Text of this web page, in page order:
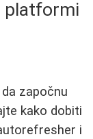
platformi
započnu
kako dobiti
i